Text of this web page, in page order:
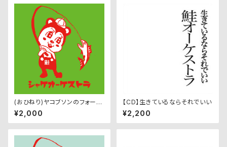
(おひねり)ヤコブソンのフォーク
ソング・ライブ音源
¥2,000
【CD】生きているならそれでいい
¥2,200